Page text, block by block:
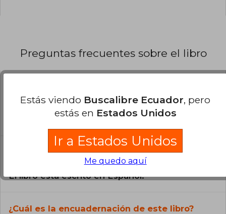
Preguntas frecuentes sobre el libro
Todos los libros de nuestro
catálogo son Originales.
¿En qué Idioma está escrito el
El libro está escrito en Español.
¿Cuál es la encuadernación de este libro?
Estás viendo Buscalibre Ecuador, pero
estás en Estados Unidos
Ir a Estados Unidos
Me quedo aquí